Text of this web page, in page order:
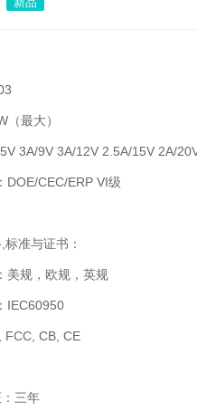
（最大）
3A/9V 3A/12V 2.5A/15V 2A/
DOE/CEC/ERP VI级
准与证书：
美规，欧规，英规
IEC60950
FCC, CB, CE
三年